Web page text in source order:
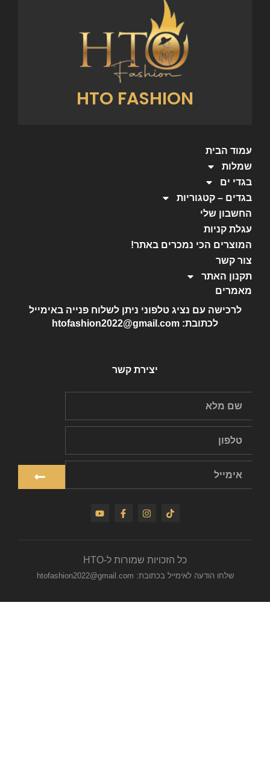
HTO FASHION
עמוד הבית
שמלות
בגדי ים
בגדים – קטגוריות
החשבון שלי
עגלת קניות
המוצרים הכי נמכרים באתר!
צור קשר
תקנון האתר
מאמרים
לרכישה עם נציג טלפוני ניתן לשלוח פנייה באימייל
לכתובת: htofashion2022@gmail.com
יצירת קשר
כל הזכויות שמורות ל-HTO
שלחו הודעה לאימייל בכתובת: htofashion2022@gmail.com